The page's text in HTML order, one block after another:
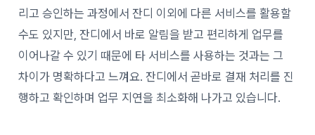
리고 승인하는 과정에서 잔디 이외에 다른 서비스를 활용할
수도 있지만, 잔디에서 바로 알림을 받고 편리하게 업무를
이어나갈 수 있기 때문에 타 서비스를 사용하는 것과는 그
차이가 명확하다고 느껴요. 잔디에서 곧바로 결재 처리를 진
행하고 확인하며 업무 지연을 최소화해 나가고 있습니다.